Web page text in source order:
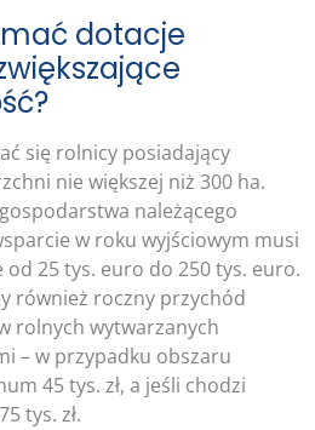
dotacje
się rolnicy posiadający
nie większej niż 300 ha.
należącego
w roku wyjściowym musi
od 25 tys. euro do 250 tys. euro.
również roczny przychód
rolnych wytwarzanych
– w przypadku obszaru
45 tys. zł, a jeśli chodzi
tys. zł.